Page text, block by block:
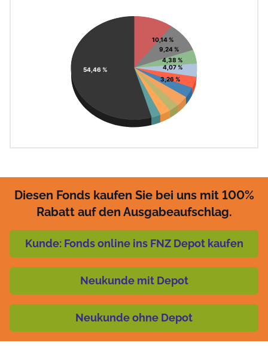
Pie chart with 11 slices.
View as data table, Chart
10,14 %
9,24 %
4,38 %
4,07 %
3,26 %
54,46 %
Diesen Fonds kaufen Sie bei uns mit 100%
Rabatt auf den Ausgabeaufschlag.
Kunde: Fonds online ins FNZ Depot kaufen
Neukunde mit Depot
Neukunde ohne Depot